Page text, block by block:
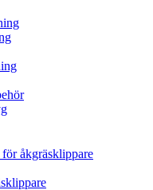
åkgräsklippare